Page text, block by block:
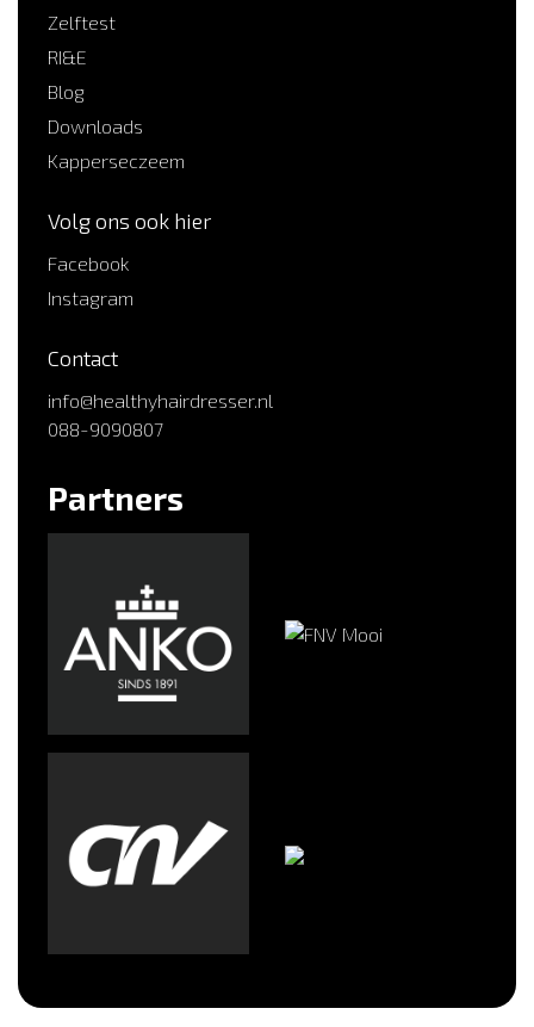
Zelftest
RI&E
Blog
Downloads
Kapperseczeem
Volg ons ook hier
Facebook
Instagram
Contact
info@healthyhairdresser.nl
088-9090807
Partners